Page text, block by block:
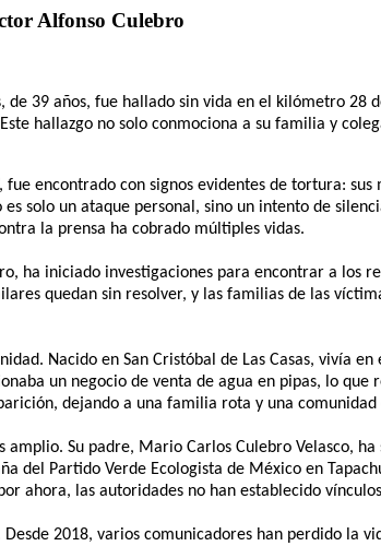
Alfonso Culebro
39 años, fue hallado sin vida en el kilómetro 28
hallazgo no solo conmociona a su familia y
encontrado con signos evidentes de tortura:
solo un ataque personal, sino un intento de
la prensa ha cobrado múltiples vidas.
ha iniciado investigaciones para encontrar a los
quedan sin resolver, y las familias de las
Nacido en San Cristóbal de Las Casas, vivía
un negocio de venta de agua en pipas, lo que
dejando a una familia rota y una comunidad
Su padre, Mario Carlos Culebro Velasco,
del Partido Verde Ecologista de México en
ahora, las autoridades no han establecido
2018, varios comunicadores han perdido la